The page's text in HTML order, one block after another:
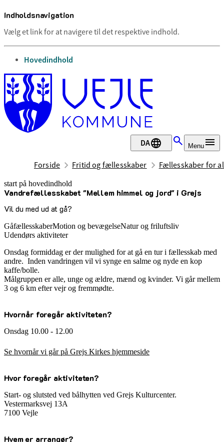
Indholdsnavigation
Vælg et link for at navigere til det respektive indhold.
gå til
Hovedindhold
DA Menu
Forside Fritid og fællesskaber Fællesskaber for
start på hovedindhold
Vandrefællesskabet "Mellem himmel og jord" i Grejs
Vil du med ud at gå?
senest opdateret 12. maj 2026
GåfællesskaberMotion og bevægelseNatur og friluftsliv
Udendørs aktiviteter
Onsdag formiddag er der mulighed for at gå en tur i fællesskab med
andre. Inden vandringen vil vi synge en salme og nyde en kop
kaffe/bolle.
Målgruppen er alle, unge og ældre, mænd og kvinder. Vi går mellem
3 og 6 km efter vejr og fremmødte.
Hvornår foregår aktiviteten?
Onsdag 10.00 - 12.00
Se hvornår vi går på Grejs Kirkes hjemmeside
Hvor foregår aktiviteten?
Start- og slutsted ved bålhytten ved Grejs Kulturcenter.
Vestermarksvej 13A
7100 Vejle
Hvem er arrangør?